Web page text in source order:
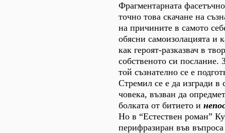
Фрагментарната
точно това скачане на
на причините в самото
обясни самоизолацията и
как героят-разказвач в
собственото си послание.
той съзнателно се е
Стремил се е да изгради в
човека, възван да
болката от битието и
Но в “Естествен роман”
перифразиран във